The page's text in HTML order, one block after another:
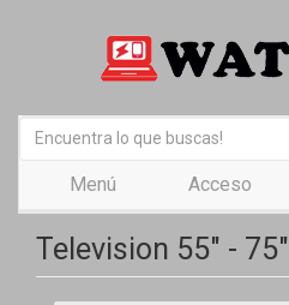
Menú Acceso
Television 55" - 75"